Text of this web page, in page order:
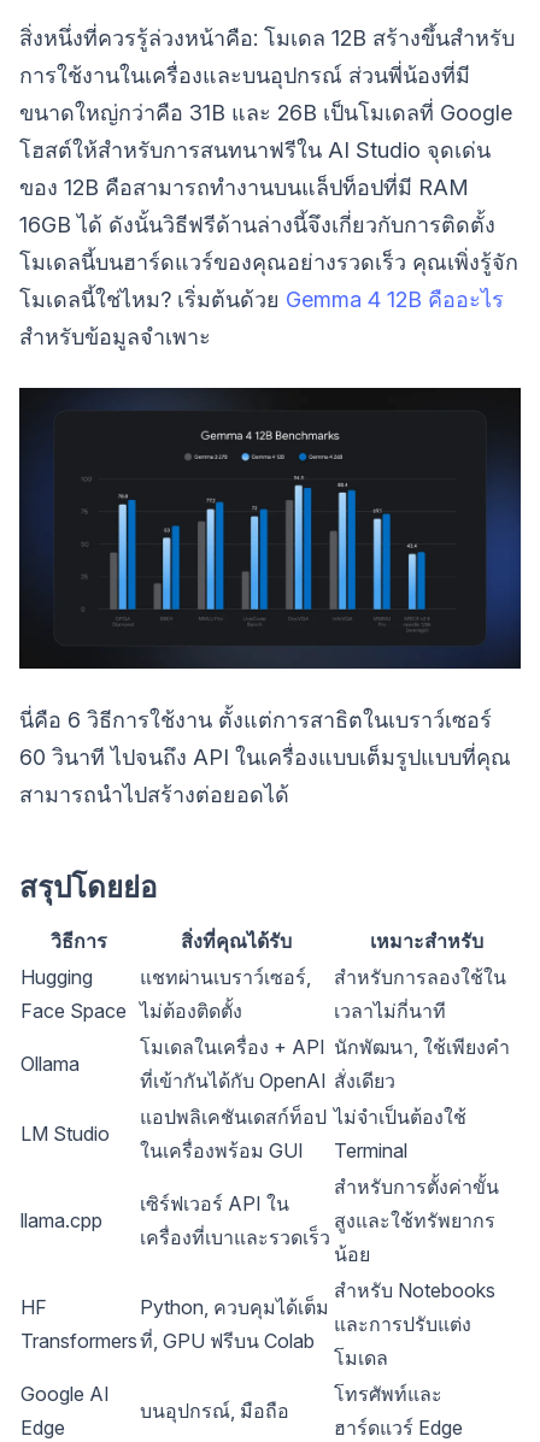
สิ่งหนึ่งที่ควรรู้ล่วงหน้าคือ: โมเดล 12B สร้างขึ้นสำหรับ
การใช้งานในเครื่องและบนอุปกรณ์ ส่วนพี่น้องที่มี
ขนาดใหญ่กว่าคือ 31B และ 26B เป็นโมเดลที่ Google
โฮสต์ให้สำหรับการสนทนาฟรีใน AI Studio จุดเด่น
ของ 12B คือสามารถทำงานบนแล็ปท็อปที่มี RAM
16GB ได้ ดังนั้นวิธีฟรีด้านล่างนี้จึงเกี่ยวกับการติดตั้ง
โมเดลนี้บนฮาร์ดแวร์ของคุณอย่างรวดเร็ว คุณเพิ่งรู้จัก
โมเดลนี้ใช่ไหม? เริ่มต้นด้วย Gemma 4 12B คืออะไร
สำหรับข้อมูลจำเพาะ
นี่คือ 6 วิธีการใช้งาน ตั้งแต่การสาธิตในเบราว์เซอร์
60 วินาที ไปจนถึง API ในเครื่องแบบเต็มรูปแบบที่คุณ
สามารถนำไปสร้างต่อยอดได้
สรุปโดยย่อ
วิธีการ สิ่งที่คุณได้รับ
เหมาะสำหรับ
Hugging
Face Space
แชทผ่านเบราว์เซอร์,
ไม่ต้องติดตั้ง
สำหรับการลองใช้ใน
เวลาไม่กี่นาที
Ollama
โมเดลในเครื่อง + API
ที่เข้ากันได้กับ OpenAI
นักพัฒนา, ใช้เพียงคำ
สั่งเดียว
LM Studio
แอปพลิเคชันเดสก์ท็อป
ในเครื่องพร้อม GUI
ไม่จำเป็นต้องใช้
Terminal
llama.cpp
เซิร์ฟเวอร์ API ใน
เครื่องที่เบาและรวดเร็ว
สำหรับการตั้งค่าขั้น
สูงและใช้ทรัพยากร
น้อย
HF
Transformers
Python, ควบคุมได้เต็ม
ที่, GPU ฟรีบน Colab
สำหรับ Notebooks
และการปรับแต่ง
โมเดล
Google AI
Edge
บนอุปกรณ์, มือถือ
โทรศัพท์และ
ฮาร์ดแวร์ Edge